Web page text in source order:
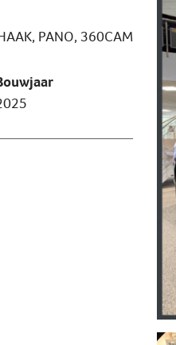
PANO, 360CAM